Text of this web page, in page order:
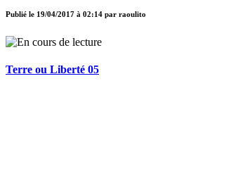
Publié le 19/04/2017 à 02:14 par raoulito
Terre ou Liberté 05